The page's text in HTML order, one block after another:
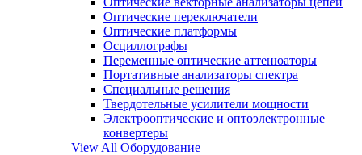
Оптические переключатели
Оптические платформы
Осциллографы
Переменные оптические аттенюаторы
Портативные анализаторы спектра
Специальные решения
Твердотельные усилители мощности
Электрооптические и оптоэлектронные
конвертеры
View All Оборудование